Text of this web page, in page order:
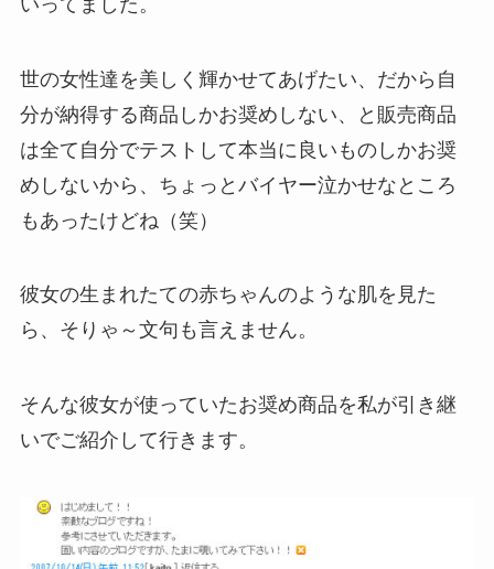
世の女性達を美しく輝かせてあげたい、だから自
分が納得する商品しかお奨めしない、と販売商品
は全て自分でテストして本当に良いものしかお奨
めしないから、ちょっとバイヤー泣かせなところ
もあったけどね（笑）
彼女の生まれたての赤ちゃんのような肌を見た
ら、そりゃ～文句も言えません。
そんな彼女が使っていたお奨め商品を私が引き継
いでご紹介して行きます。